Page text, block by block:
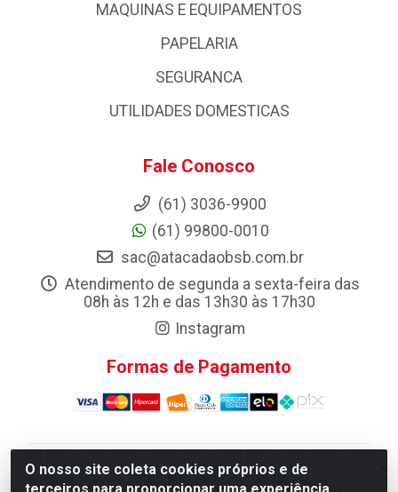
O nosso site coleta cookies próprios e de
MAQUINAS E EQUIPAMENTOS
PAPELARIA
SEGURANCA
UTILIDADES DOMESTICAS
Fale Conosco
(61) 3036-9900
(61) 99800-0010
sac@atacadaobsb.com.br
Atendimento de segunda a sexta-feira das
08h às 12h e das 13h30 às 17h30
Instagram
Formas de Pagamento
Atacadao da Limpeza F. Pereira Queiroz Comercio e